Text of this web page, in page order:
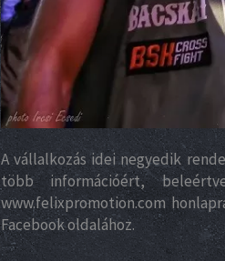
A vállalkozás idei negyedik
több információért,
www.felixpromotion.com
Facebook oldalához.